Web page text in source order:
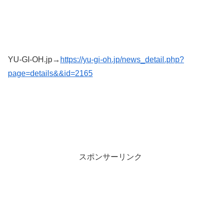
YU-GI-OH.jp→ https://yu-gi-oh.jp/news_detail.php?
page=details&&id=2165
スポンサーリンク